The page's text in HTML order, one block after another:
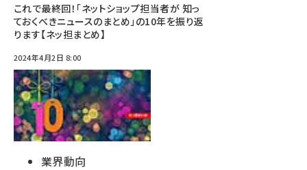
これで最終回！「ネットショップ担当者が 知っ
ておくべきニュースのまとめ」の10年を振り返
ります【ネッ担まとめ】
2024年4月2日 8:00
業界動向